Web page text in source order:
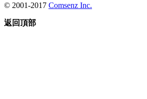
© 2001-2017 Comsenz Inc.
返回頂部